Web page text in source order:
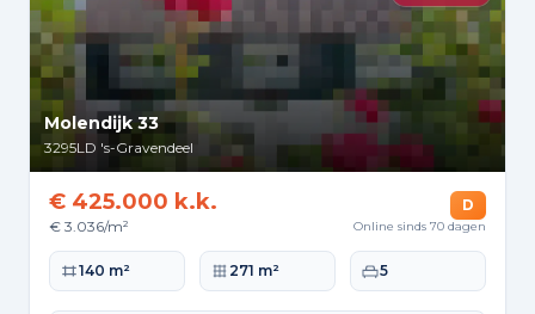
Molendijk 33
3295LD 's-Gravendeel
€ 425.000 k.k.
€ 3.036/m²
D
Online sinds 70 dagen
Woonoppervlakte
140 m² Perceeloppervlakte
271 m² Slaapkamers
5